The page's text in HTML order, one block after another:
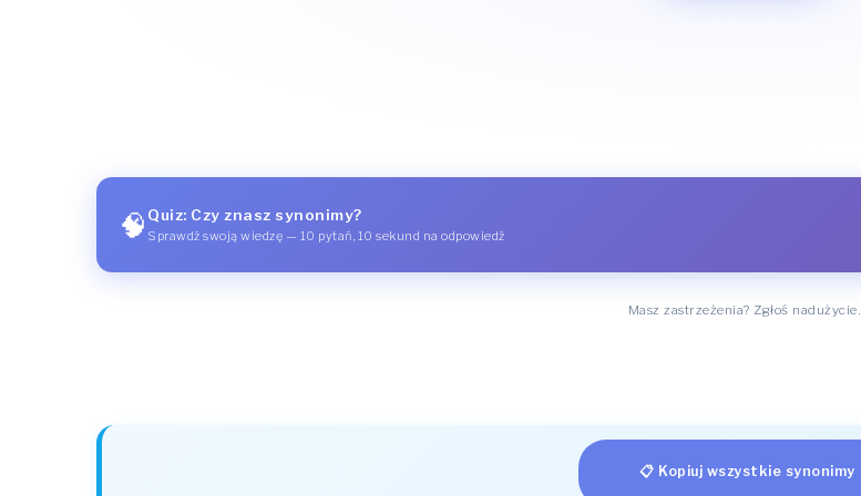
🧠 Quiz: Czy znasz synonimy?
Sprawdź swoją wiedzę — 10 pytań, 10 sekund na odpowiedź
Masz zastrzeżenia? Zgłoś nadużycie.
📋 Kopiuj wszystkie synonimy